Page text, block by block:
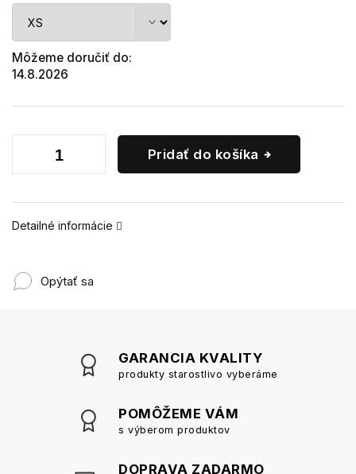
Môžeme doručiť do:
14.8.2026
Pridať do košíka
Detailné informácie
Opýtať sa
GARANCIA KVALITY
produkty starostlivo vyberáme
POMÔŽEME VÁM
s výberom produktov
DOPRAVA ZADARMO